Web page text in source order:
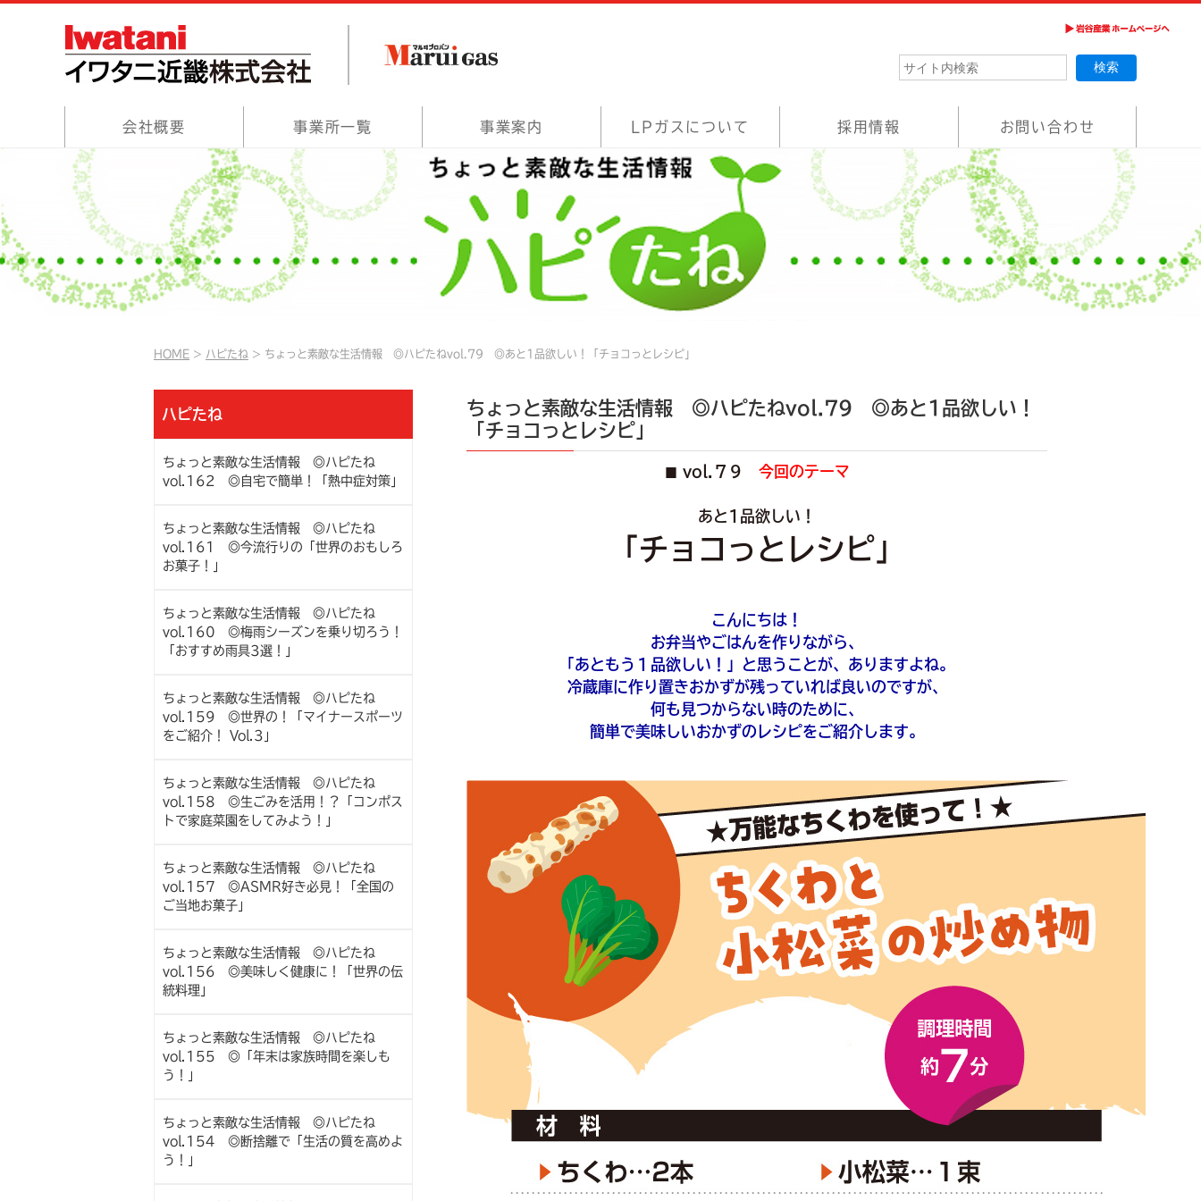
会社概要 事業所一覧 事業案内 LPガスについて 採用情報 お問い合わせ
HOME ハピたね ちょっと素敵な生活情報 ◎ハピたねvol.79 ◎あと1品欲しい！「チョコっとレシピ」
ハピたね
ちょっと素敵な生活情報 ◎ハピたね
vol.162 ◎自宅で簡単！「熱中症対策」
ちょっと素敵な生活情報 ◎ハピたね
vol.161 ◎今流行りの「世界のおもしろ
お菓子！」
ちょっと素敵な生活情報 ◎ハピたね
vol.160 ◎梅雨シーズンを乗り切ろう！
「おすすめ雨具3選！」
ちょっと素敵な生活情報 ◎ハピたね
vol.159 ◎世界の！「マイナースポーツ
をご紹介！ Vol.3」
ちょっと素敵な生活情報 ◎ハピたね
vol.158 ◎生ごみを活用！？「コンポス
トで家庭菜園をしてみよう！」
ちょっと素敵な生活情報 ◎ハピたね
vol.157 ◎ASMR好き必見！「全国の
ご当地お菓子」
ちょっと素敵な生活情報 ◎ハピたね
vol.156 ◎美味しく健康に！「世界の伝
統料理」
ちょっと素敵な生活情報 ◎ハピたね
vol.155 ◎「年末は家族時間を楽しも
う！」
ちょっと素敵な生活情報 ◎ハピたね
vol.154 ◎断捨離で「生活の質を高めよ
う！」
ちょっと素敵な生活情報 ◎ハピたねvol.79 ◎あと1品欲しい！
「チョコっとレシピ」
vol.７９ 今回のテーマ
あと1品欲しい！
「チョコっとレシピ」
こんにちは！
お弁当やごはんを作りながら、
「あともう１品欲しい！」と思うことが、ありますよね。
冷蔵庫に作り置きおかずが残っていれば良いのですが、
何も見つからない時のために、
簡単で美味しいおかずのレシピをご紹介します。